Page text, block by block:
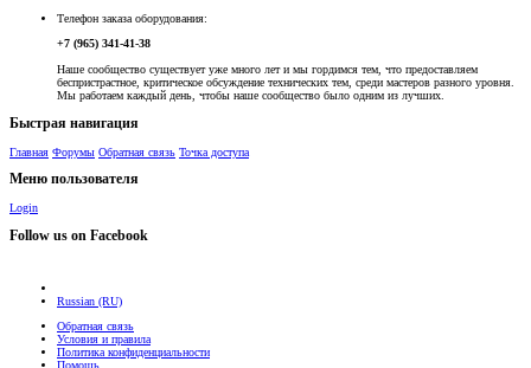
Телефон заказа оборудования:
+7 (965) 341-41-38
Наше сообщество существует уже много лет и мы гордимся тем, что предоставляем
беспристрастное, критическое обсуждение технических тем, среди мастеров разного уровня.
Мы работаем каждый день, чтобы наше сообщество было одним из лучших.
Быстрая навигация
Главная Форумы Обратная связь Точка доступа
Меню пользователя
Login
Follow us on Facebook
Russian (RU)
Обратная связь
Условия и правила
Политика конфиденциальности